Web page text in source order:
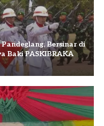
Bersinar di
Baki PASKIBRAKA